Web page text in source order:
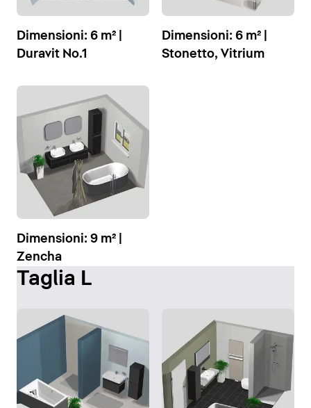
Dimensioni: 6 m² |
Duravit No.1
Dimensioni: 6 m² |
Stonetto, Vitrium
Dimensioni: 9 m² |
Zencha
Taglia L